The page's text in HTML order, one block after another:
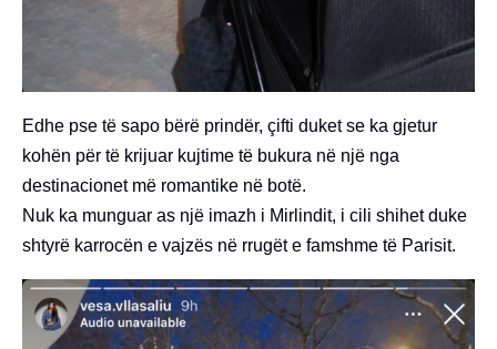
Edhe pse të sapo bërë prindër, çifti duket se ka gjetur
kohën për të krijuar kujtime të bukura në një nga
destinacionet më romantike në botë.
Nuk ka munguar as një imazh i Mirlindit, i cili shihet duke
shtyrë karrocën e vajzës në rrugët e famshme të Parisit.